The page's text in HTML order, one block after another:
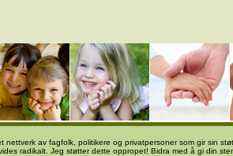
nettverk av fagfolk, politikere og privatpersoner som gir sin
radikalt. Jeg støtter dette oppropet! Bidra med å gi din